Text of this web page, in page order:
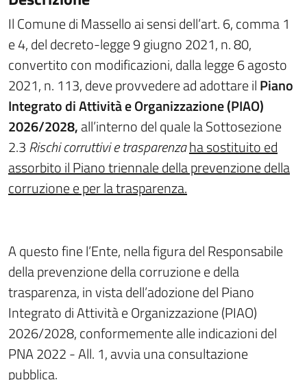
Il Comune di Massello ai sensi dell’art. 6, comma 1
e 4, del decreto-legge 9 giugno 2021, n. 80,
convertito con modificazioni, dalla legge 6 agosto
2021, n. 113, deve provvedere ad adottare ilPiano
Integrato di Attività e Organizzazione (PIAO)
2026/2028,all’interno del quale la Sottosezione
2.3Rischi corruttivi e trasparenzaha sostituito ed
assorbito il Piano triennale della prevenzione della
corruzione e per la trasparenza.
A questo fine l’Ente, nella figura del Responsabile
della prevenzione della corruzione e della
trasparenza, in vista dell’adozione del Piano
Integrato di Attività e Organizzazione (PIAO)
2026/2028, conformemente alle indicazioni del
PNA 2022 - All. 1, avvia una consultazione
pubblica.